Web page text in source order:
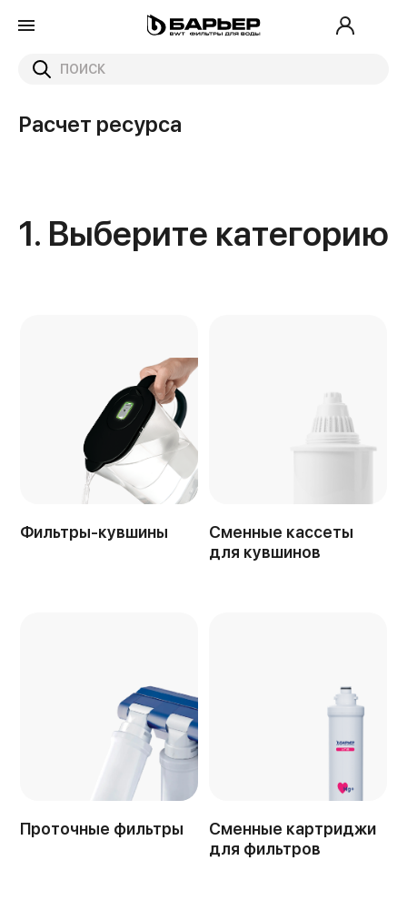
Расчет ресурса
1. Выберите категорию
Фильтры-кувшины
Сменные кассеты
для кувшинов
Проточные фильтры
Сменные картриджи
для фильтров